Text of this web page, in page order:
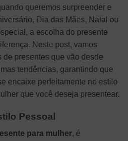
queremos surpreender e
Dia das Mães, Natal ou
a escolha do presente
Neste post, vamos
presentes que vão desde
tendências, garantindo que
encaixe perfeitamente no estilo
que você deseja presentear.
Pessoal
para mulher, é